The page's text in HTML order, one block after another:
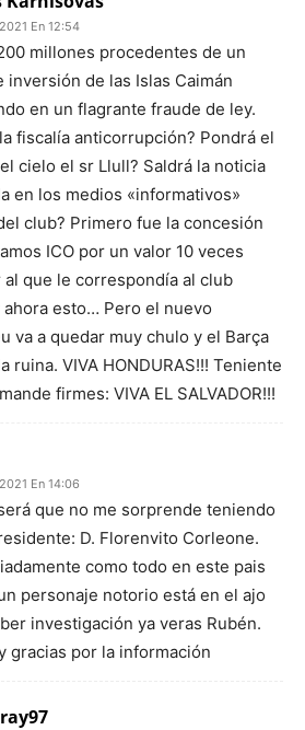
En 12:54
millones procedentes de un
inversión de las Islas Caimán
en un flagrante fraude de ley.
fiscalía anticorrupción? Pondrá el
cielo el sr Llull? Saldrá la noticia
en los medios «informativos»
club? Primero fue la concesión
ICO por un valor 10 veces
al que le correspondía al club
ahora esto… Pero el nuevo
va a quedar muy chulo y el Barça
ruina. VIVA HONDURAS!!! Teniente
firmes: VIVA EL SALVADOR!!!
En 14:06
que no me sorprende teniendo
D. Florenvito Corleone.
como todo en este pais
personaje notorio está en el ajo
investigación ya veras Rubén.
gracias por la información